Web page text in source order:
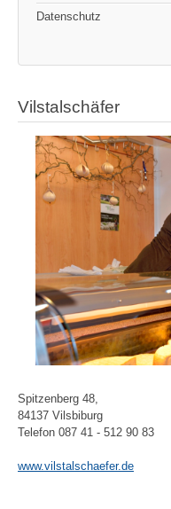
Datenschutz
Vilstalschäfer
Spitzenberg 48,
84137 Vilsbiburg
Telefon 087 41 - 512 90 83
www.vilstalschaefer.de